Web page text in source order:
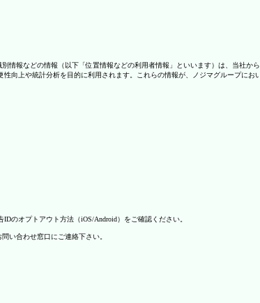
報などの情報（以下「位置情報などの利用者情報」といいます）は、当社か
上や統計分析を目的に利用されます。これらの情報が、ノジマグループにお
のオプトアウト方法（iOS/Android）をご確認ください。
い合わせ窓口にご連絡下さい。